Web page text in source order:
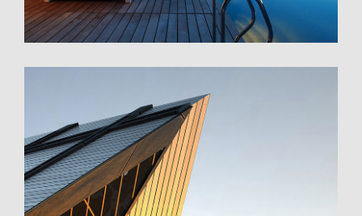
St Lucia Sunsets